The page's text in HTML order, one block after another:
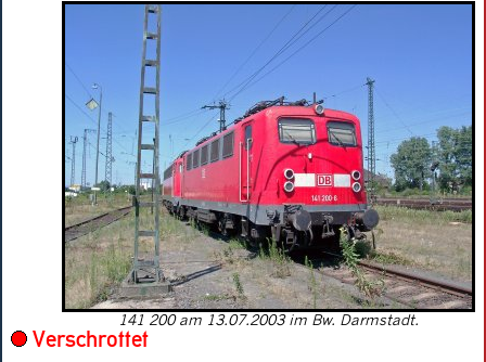
141 200 am 13.07.2003 im Bw. Darmstadt.
Verschrottet